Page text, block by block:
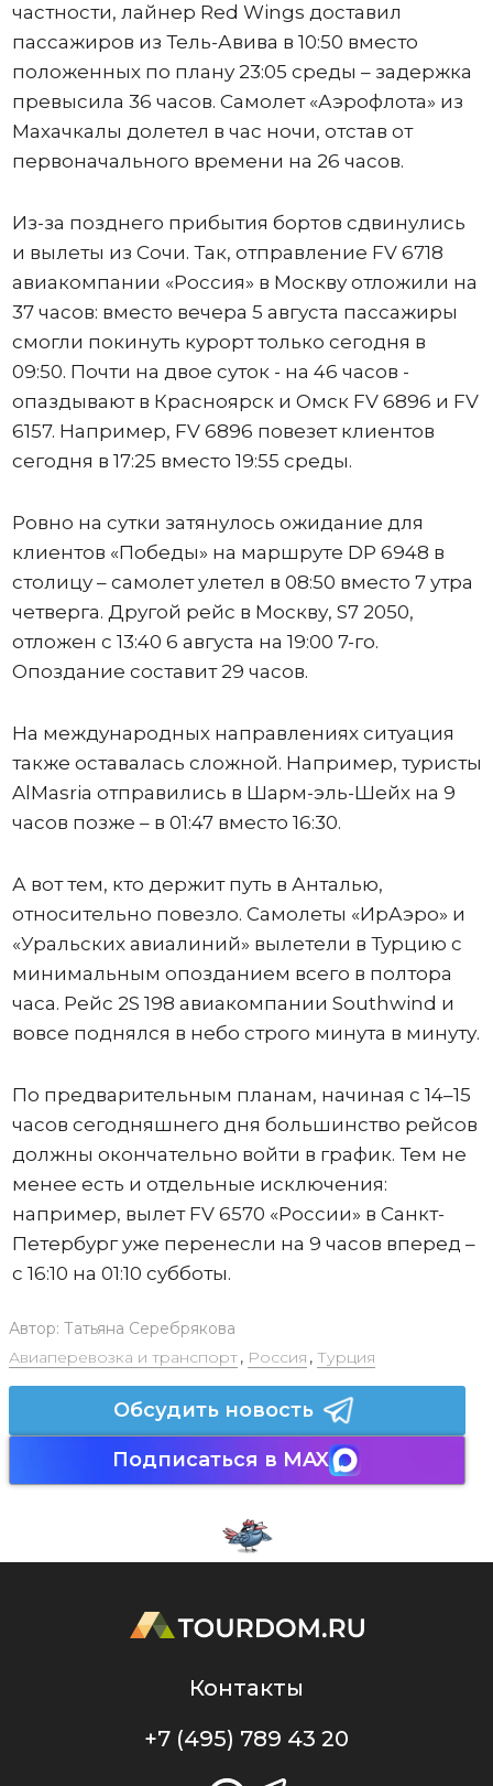
частности, лайнер Red Wings доставил
пассажиров из Тель-Авива в 10:50 вместо
положенных по плану 23:05 среды – задержка
превысила 36 часов. Самолет «Аэрофлота» из
Махачкалы долетел в час ночи, отстав от
первоначального времени на 26 часов.
Из-за позднего прибытия бортов сдвинулись
и вылеты из Сочи. Так, отправление FV 6718
авиакомпании «Россия» в Москву отложили на
37 часов: вместо вечера 5 августа пассажиры
смогли покинуть курорт только сегодня в
09:50. Почти на двое суток - на 46 часов -
опаздывают в Красноярск и Омск FV 6896 и FV
6157. Например, FV 6896 повезет клиентов
сегодня в 17:25 вместо 19:55 среды.
Ровно на сутки затянулось ожидание для
клиентов «Победы» на маршруте DP 6948 в
столицу – самолет улетел в 08:50 вместо 7 утра
четверга. Другой рейс в Москву, S7 2050,
отложен с 13:40 6 августа на 19:00 7-го.
Опоздание составит 29 часов.
На международных направлениях ситуация
также оставалась сложной. Например, туристы
AlMasria отправились в Шарм-эль-Шейх на 9
часов позже – в 01:47 вместо 16:30.
А вот тем, кто держит путь в Анталью,
относительно повезло. Самолеты «ИрАэро» и
«Уральских авиалиний» вылетели в Турцию с
минимальным опозданием всего в полтора
часа. Рейс 2S 198 авиакомпании Southwind и
вовсе поднялся в небо строго минута в минуту.
По предварительным планам, начиная с 14–15
часов сегодняшнего дня большинство рейсов
должны окончательно войти в график. Тем не
менее есть и отдельные исключения:
например, вылет FV 6570 «России» в Санкт-
Петербург уже перенесли на 9 часов вперед –
с 16:10 на 01:10 субботы.
Автор: Татьяна Серебрякова
Авиаперевозка и транспорт, Россия , Турция
Обсудить новость
Подписаться в MAX
Контакты
+7 (495) 789 43 20